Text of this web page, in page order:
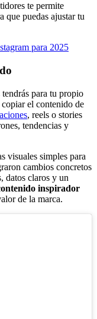
te permite
que puedas ajustar tu
para 2025
para tu propio
el contenido de
, reels o stories
tendencias y
visuales simples para
cambios concretos
datos claros y un
inspirador
de la marca.